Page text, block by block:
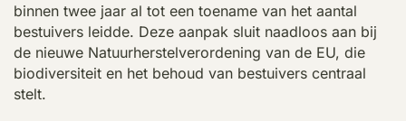
binnen twee jaar al tot een toename van het aantal
bestuivers leidde. Deze aanpak sluit naadloos aan bij
de nieuwe Natuurherstelverordening van de EU, die
biodiversiteit en het behoud van bestuivers centraal
stelt.